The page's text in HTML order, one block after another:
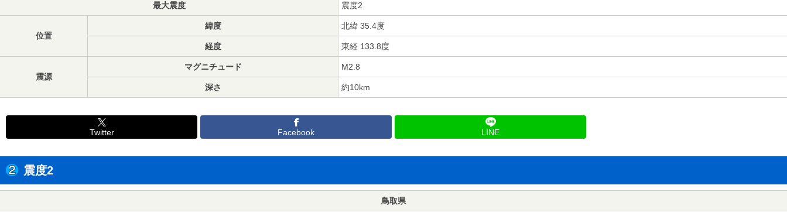
最大震度 震度2
位置
緯度 北緯 35.4度
経度 東経 133.8度
震源
マグニチュード M2.8
深さ 約10km
Twitter Facebook LINE
震度2
鳥取県